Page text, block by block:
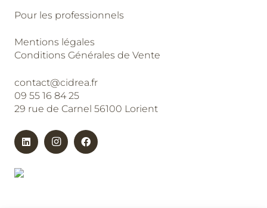
Pour les professionnels
Mentions légales
Conditions Générales de Vente
contact@cidrea.fr
09 55 16 84 25
29 rue de Carnel 56100 Lorient